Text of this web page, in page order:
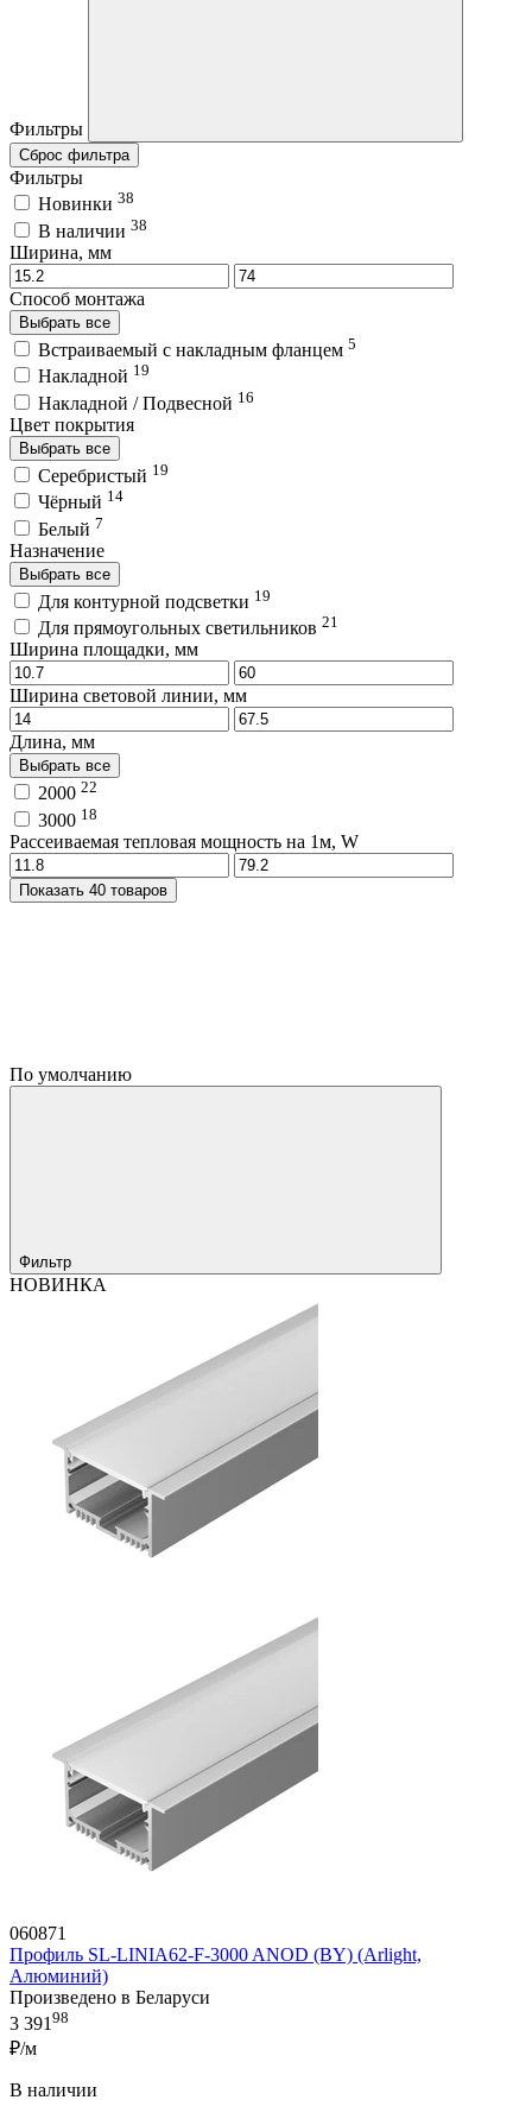
Фильтры
Сброс фильтра
Фильтры
Новинки 38
В наличии 38
Ширина, мм
Способ монтажа
Выбрать все
Встраиваемый с накладным фланцем 5
Накладной 19
Накладной / Подвесной 16
Цвет покрытия
Выбрать все
Серебристый 19
Чёрный 14
Белый 7
Назначение
Выбрать все
Для контурной подсветки 19
Для прямоугольных светильников 21
Ширина площадки, мм
Ширина световой линии, мм
Длина, мм
Выбрать все
2000 22
3000 18
Рассеиваемая тепловая мощность на 1м, W
Показать 40 товаров
По умолчанию
Фильтр
НОВИНКА
060871
Профиль SL-LINIA62-F-3000 ANOD (BY) (Arlight,
Алюминий)
Произведено в Беларуси
3 391 98
₽/м
В наличии